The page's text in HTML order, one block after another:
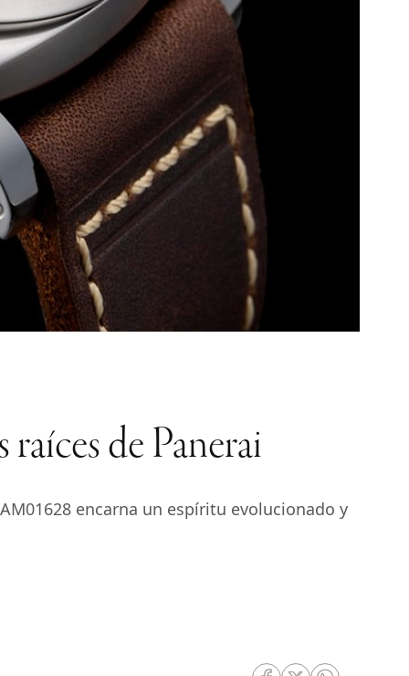
de Panerai
encarna un espíritu evolucionado y